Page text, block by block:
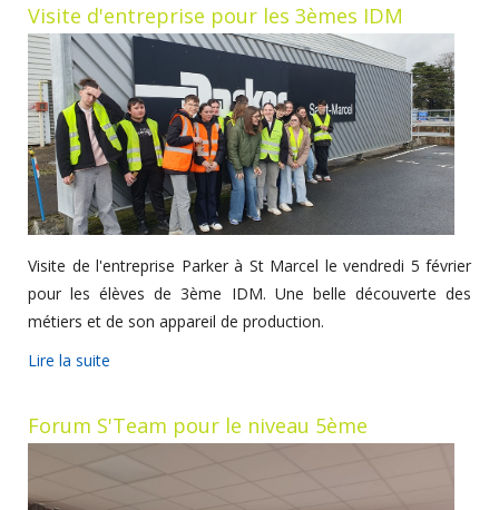
Visite d'entreprise pour les 3èmes IDM
Visite de l'entreprise Parker à St Marcel le vendredi 5 février
pour les élèves de 3ème IDM. Une belle découverte des
métiers et de son appareil de production.
Lire la suite
Forum S'Team pour le niveau 5ème